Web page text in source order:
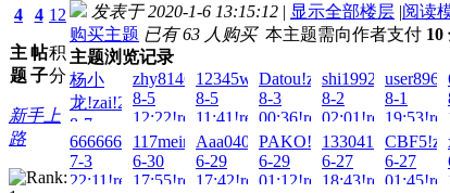
4
主
题
4
帖
子
12
积
分
新手上
路
发表于 2020-1-6 13:15:12 | 显示全部楼层 |阅读
购买主题 已有 63 人购买 本主题需向作者支付 10
主题浏览记录
杨小
龙!zai!2026-
8-7
09:20!read!
zhy8146!zai!2026-
8-5
12:22!read!
12345wto!zai!2026-
8-5
11:41!read!
Datou!zai!2026-
8-3
00:36!read!
8-2
02:01!read!
8-1
6666666666!zai!2026-
7-3
22:11!read!
117meimu!zai!2026-
6-30
17:55!read!
Aaa040518!zai!2026-
6-29
17:42!read!
PAKO!zai!2026-
6-29
01:12!read!
6-27
18:43!read!
6-27